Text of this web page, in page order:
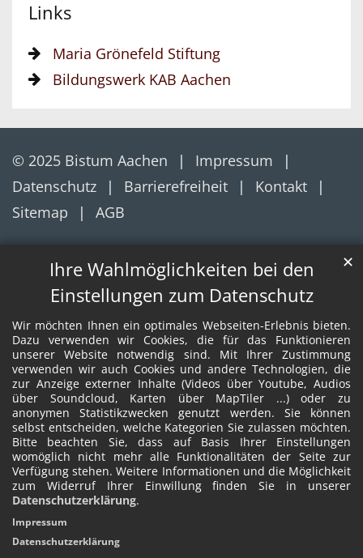
Ihre Wahlmöglichkeiten bei den
Einstellungen zum Datenschutz
Wir möchten Ihnen ein optimales Webseiten-Erlebnis bieten.
Dazu verwenden wir Cookies, die für das Funktionieren
unserer Website notwendig sind. Mit Ihrer Zustimmung
verwenden wir auch Cookies und andere Technologien, die
zur Anzeige externer Inhalte (Videos über Youtube, Audios
über Soundcloud, Karten über MapTiler ...) oder zu
anonymen Statistikzwecken genutzt werden. Sie können
selbst entscheiden, welche Kategorien Sie zulassen möchten.
Bitte beachten Sie, dass auf Basis Ihrer Einstellungen
womöglich nicht mehr alle Funktionalitäten der Seite zur
Verfügung stehen. Weitere Informationen und die Möglichkeit
zum Widerruf Ihrer Einwillung finden Sie in unserer
Datenschutzerklärung.
✕
Impressum
Datenschutzerklärung
Links
Maria Grönefeld Stiftung
Bildungswerk KAB Aachen
© 2025 Bistum Aachen
Impressum
Datenschutz
Barrierefreiheit
Kontakt
Sitemap
AGB